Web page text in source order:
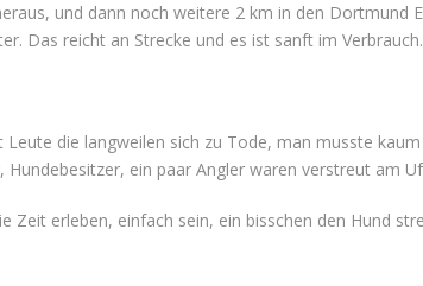
und dann noch weitere 2 km in den Dortmund
Das reicht an Strecke und es ist sanft im Verbrauch.
die langweilen sich zu Tode, man musste
ein paar Angler waren verstreut am
Zeit erleben, einfach sein, ein bisschen den Hund